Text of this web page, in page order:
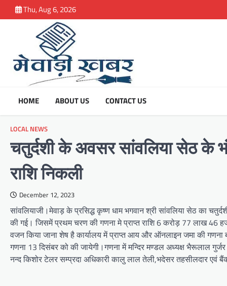
to
Thu, Aug 6, 2026
HOME ABOUT US CONTACT US
LOCAL NEWS
चतुर्दशी के अवसर सांवलिया सेठ
राशि निकली
December 12, 2023
सांवलियाजी।मेवाड़ के प्रसिद्ध कृष्ण धाम भगवान श्री सांवलिया सेठ का
की गई। जिसमें प्रथम चरण की गणना मे प्राप्त राशि 6 करोड़ 77 लाख 46
वजन किया जाना शेष है कार्यालय में प्राप्त आय और ऑनलाइन जमा की गणना
गणना 13 दिसंबर को की जायेगी।गणना में मन्दिर मण्डल अध्यक्ष भैरूलाल
नन्द किशोर टेलर सम्प्रदा अधिकारी कालु लाल तेली,भदेसर तहसीलदार एवं